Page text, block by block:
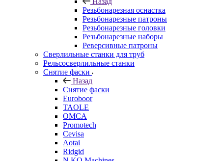
Резьбонарезная оснастка
Резьбонарезные патроны
Резьбонарезные головки
Резьбонарезные наборы
Реверсивные патроны
Сверлильные станки для труб
Рельсосверлильные станки
Снятие фаски
Назад
Снятие фаски
Euroboor
TAOLE
OMCA
Promotech
Cevisa
Aotai
Ridgid